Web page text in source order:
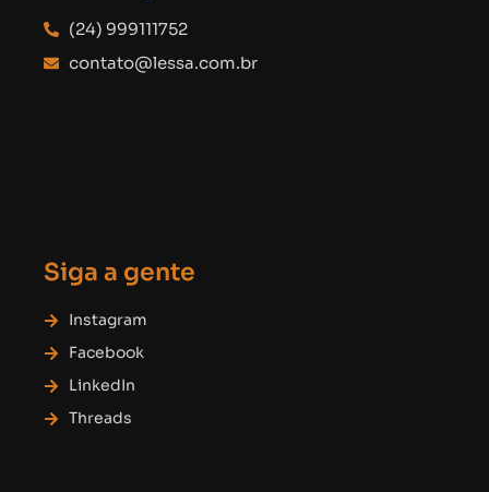
(24) 999111752
contato@lessa.com.br
Siga a gente
Instagram
Facebook
LinkedIn
Threads